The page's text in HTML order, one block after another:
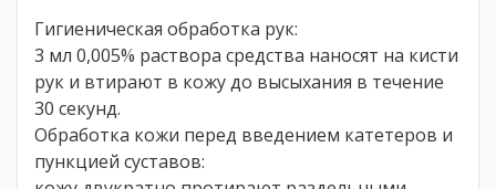
Гигиеническая обработка рук:
3 мл 0,005% раствора средства наносят на кисти
рук и втирают в кожу до высыхания в течение
30 секунд.
Обработка кожи перед введением катетеров и
пункцией суставов: